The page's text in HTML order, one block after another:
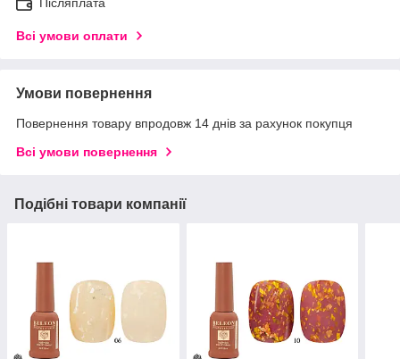
Всі умови оплати
Умови повернення
Повернення товару впродовж 14 днів за рахунок покупця
Всі умови повернення
Подібні товари компанії